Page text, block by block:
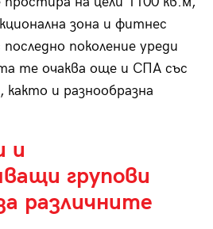
зона и фитнес
поколение уреди
те очаква още и СПА със
както и разнообразна
и
групови
различните